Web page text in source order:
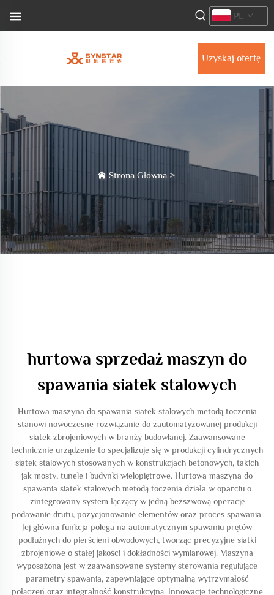
Uzyskaj ofertę
PL
Strona Główna>
hurtowa sprzedaż maszyn do
spawania siatek stalowych
Hurtowa maszyna do spawania siatek stalowych metodą toczenia
stanowi nowoczesne rozwiązanie do zautomatyzowanej produkcji
siatek zbrojeniowych w branży budowlanej. Zaawansowane
technicznie urządzenie to specjalizuje się w produkcji cylindrycznych
siatek stalowych stosowanych w konstrukcjach betonowych, takich
jak mosty, tunele i budynki wielopiętrowe. Hurtowa maszyna do
spawania siatek stalowych metodą toczenia działa w oparciu o
zintegrowany system łączący w jedną bezszwową operację
podawanie drutu, pozycjonowanie elementów oraz proces spawania.
Jej główna funkcja polega na automatycznym spawaniu prętów
podłużnych do pierścieni obwodowych, tworząc precyzyjne siatki
zbrojeniowe o stałej jakości i dokładności wymiarowej. Maszyna
wyposażona jest w zaawansowane systemy sterowania regulujące
parametry spawania, zapewniające optymalną wytrzymałość
połączeń oraz integralność konstrukcyjną. Innowacje technologiczne